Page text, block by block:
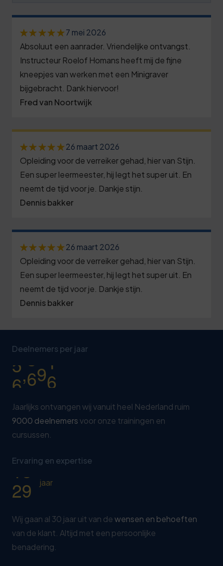
7 mei 2026
Absoluut een aanrader. Vriendelijke ontvangst.
Instructeur Roelof Homans heeft mij de fijne
kneepjes van werken met een Minigraver
bijgebracht. Dank hiervoor!
Fred van Noortwijk
26 maart 2026
Opleiding voor de verreiker gehad, hier van Stijn.
Een super leermeester, hij legt het super uit. En
neemt de tijd voor je. Dankje stijn.
Dennis bakker
26 maart 2026
Opleiding voor de verreiker gehad, hier van Stijn.
Een super leermeester, hij legt het super uit. En
neemt de tijd voor je. Dankje stijn.
Dennis bakker
Deelnemers per jaar
0
2
3
4
5
7
8
9,
4
7
0
3
7
0
3
6
9
2
8
1
4
8
4
7
0
8
9
9
0
1
1
2
3
3
4
6
6
7
8
9
0
0
7
2
7
2
8
3
8
3
8
3
4
9
4
9
0
5
0
Jaarlijks ontvangen wij vanuit heel Nederland ruim
9000 deelnemersvoor onze trainingen en
cursussen.
Ervaring en expertise
0
2
3
5
6
7
8
9
1
2
3
4
7
8
9
0
1
2
3
4
5
6
7
9
0 jaar
Wij gaan al 30 jaar uit van dewensen en behoeften
van de klant. Altijd met een persoonlijke
benadering.
0
1
2
3
4
5
6
7
8
9
0
1
0
5
0
5
0
6
1
6
1
6
1
6
1
6
1
7
2
7
2
7
2
7
2
7
8
3